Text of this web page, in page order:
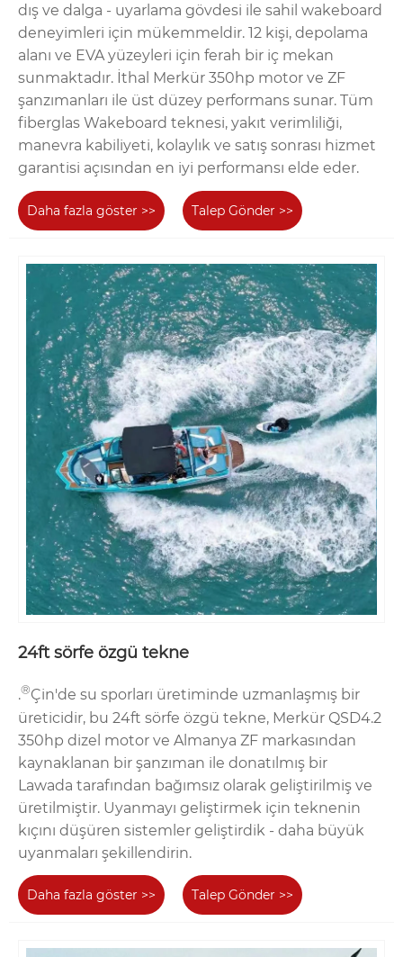
dış ve dalga - uyarlama gövdesi ile sahil wakeboard
deneyimleri için mükemmeldir. 12 kişi, depolama
alanı ve EVA yüzeyleri için ferah bir iç mekan
sunmaktadır. İthal Merkür 350hp motor ve ZF
şanzımanları ile üst düzey performans sunar. Tüm
fiberglas Wakeboard teknesi, yakıt verimliliği,
manevra kabiliyeti, kolaylık ve satış sonrası hizmet
garantisi açısından en iyi performansı elde eder.
Daha fazla göster >> Talep Gönder >>
24ft sörfe özgü tekne
.®Çin'de su sporları üretiminde uzmanlaşmış bir
üreticidir, bu 24ft sörfe özgü tekne, Merkür QSD4.2
350hp dizel motor ve Almanya ZF markasından
kaynaklanan bir şanzıman ile donatılmış bir
Lawada tarafından bağımsız olarak geliştirilmiş ve
üretilmiştir. Uyanmayı geliştirmek için teknenin
kıçını düşüren sistemler geliştirdik - daha büyük
uyanmaları şekillendirin.
Daha fazla göster >> Talep Gönder >>